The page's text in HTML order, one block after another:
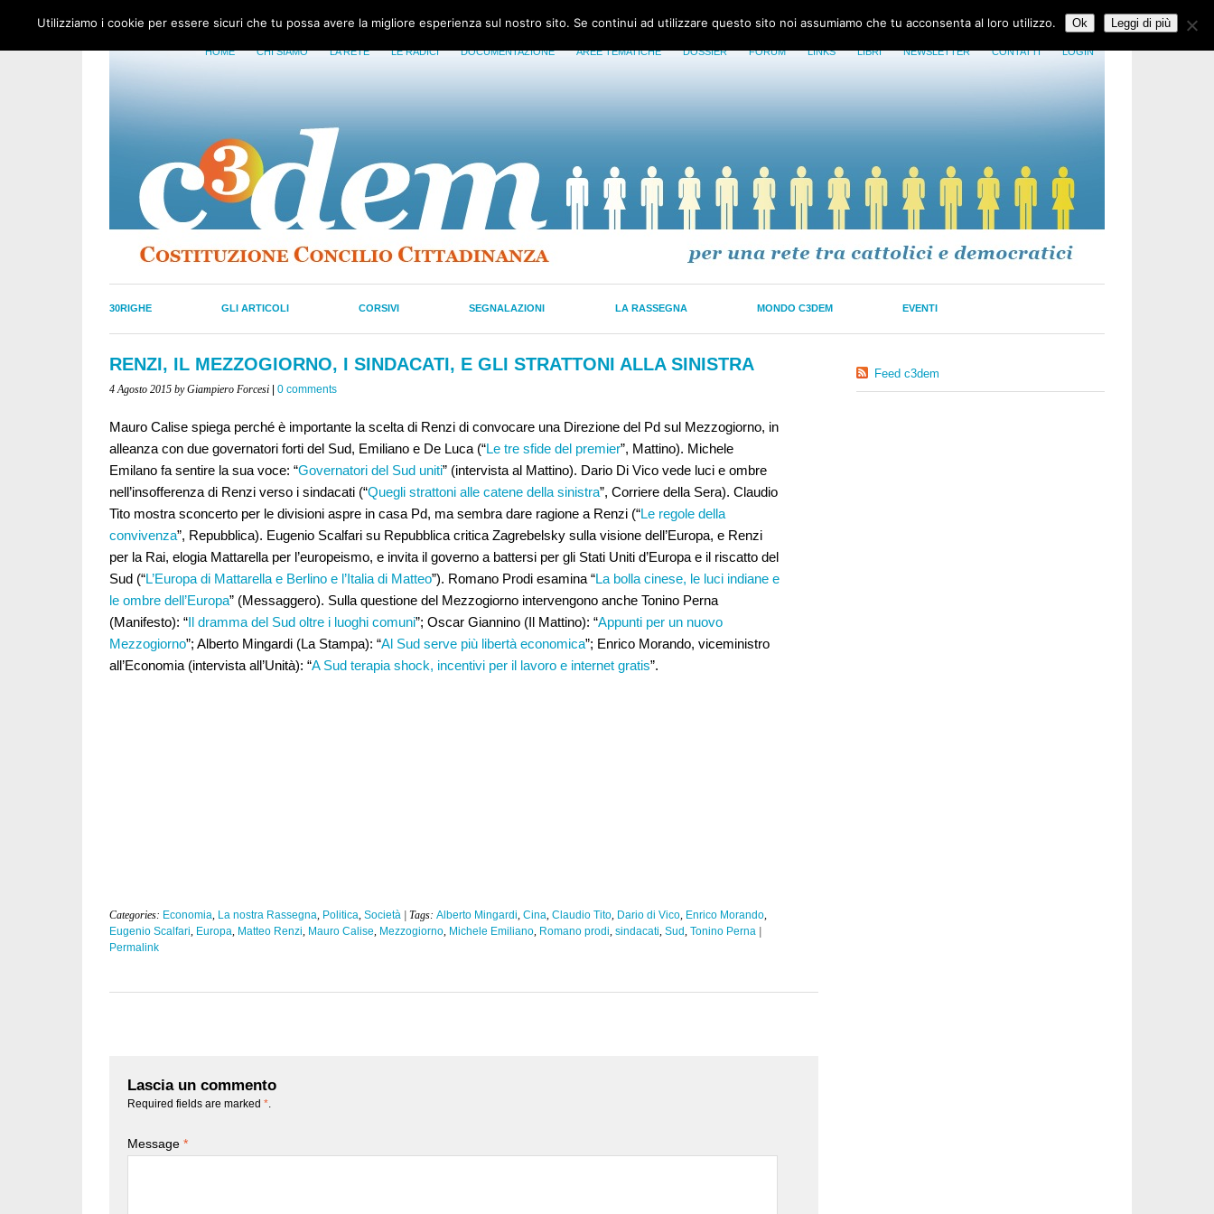
HOME CHI SIAMO LA RETE LE RADICI DOCUMENTAZIONE AREE TEMATICHE DOSSIER FORUM LINKS LIBRI NEWSLETTER CONTATTI LOGIN
30RIGHE GLI ARTICOLI CORSIVI SEGNALAZIONI LA RASSEGNA MONDO C3DEM EVENTI
RENZI, IL MEZZOGIORNO, I SINDACATI, E GLI STRATTONI ALLA SINISTRA
4 Agosto 2015 by Giampiero Forcesi 0 comments
Mauro Calise spiega perché è importante la scelta di Renzi di convocare una Direzione del Pd sul Mezzogiorno, in
alleanza con due governatori forti del Sud, Emiliano e De Luca (“Le tre sfide del premier”, Mattino). Michele
Emilano fa sentire la sua voce: “Governatori del Sud uniti” (intervista al Mattino). Dario Di Vico vede luci e ombre
nell’insofferenza di Renzi verso i sindacati (“Quegli strattoni alle catene della sinistra”, Corriere della Sera). Claudio
Tito mostra sconcerto per le divisioni aspre in casa Pd, ma sembra dare ragione a Renzi (“Le regole della
convivenza”, Repubblica). Eugenio Scalfari su Repubblica critica Zagrebelsky sulla visione dell’Europa, e Renzi
per la Rai, elogia Mattarella per l’europeismo, e invita il governo a battersi per gli Stati Uniti d’Europa e il riscatto del
Sud (“L’Europa di Mattarella e Berlino e l’Italia di Matteo”). Romano Prodi esamina “La bolla cinese, le luci indiane e
le ombre dell’Europa” (Messaggero). Sulla questione del Mezzogiorno intervengono anche Tonino Perna
(Manifesto): “Il dramma del Sud oltre i luoghi comuni”; Oscar Giannino (Il Mattino): “Appunti per un nuovo
Mezzogiorno”; Alberto Mingardi (La Stampa): “Al Sud serve più libertà economica”; Enrico Morando, viceministro
all’Economia (intervista all’Unità): “A Sud terapia shock, incentivi per il lavoro e internet gratis”.
Categories: Economia, La nostra Rassegna, Politica, Società | Tags: Alberto Mingardi, Cina, Claudio Tito, Dario di Vico, Enrico Morando,
Eugenio Scalfari, Europa, Matteo Renzi, Mauro Calise, Mezzogiorno, Michele Emiliano, Romano prodi, sindacati, Sud, Tonino Perna
Permalink
Lascia un commento
Required fields are marked *
Message *
Feed c3dem
Utilizziamo i cookie per essere sicuri che tu possa avere la migliore esperienza sul nostro sito. Se continui ad utilizzare questo sito noi assumiamo che tu acconsenta al loro utilizzo. Ok Leggi di più